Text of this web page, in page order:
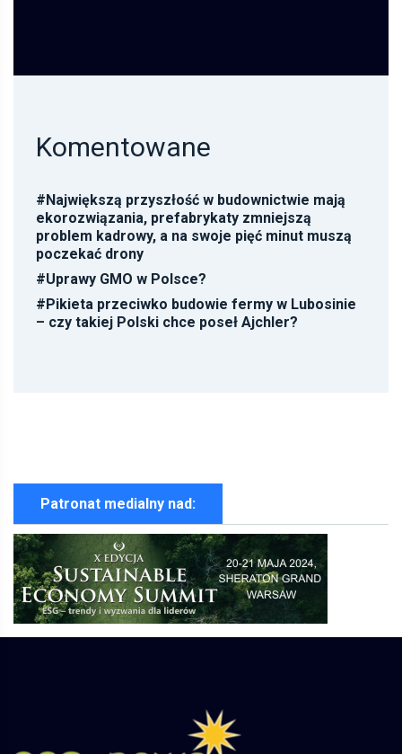
Komentowane
#Największą przyszłość w budownictwie mają
ekorozwiązania, prefabrykaty zmniejszą
problem kadrowy, a na swoje pięć minut muszą
poczekać drony
#Uprawy GMO w Polsce?
#Pikieta przeciwko budowie fermy w Lubosinie
– czy takiej Polski chce poseł Ajchler?
Patronat medialny nad: